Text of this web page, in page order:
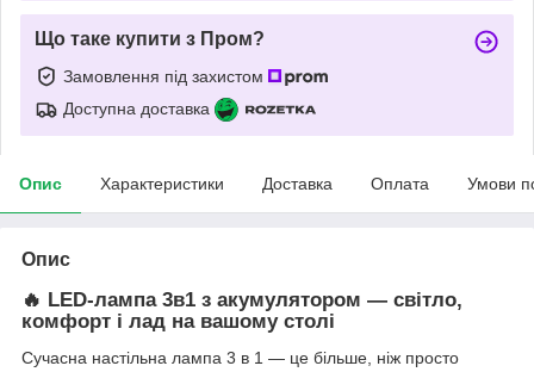
Що таке купити з Пром?
Замовлення під захистом
Доступна доставка
Опис Характеристики Доставка Оплата Умови
Опис
🔥 LED-лампа 3в1 з акумулятором — світло,
комфорт і лад на вашому столі
Сучасна настільна лампа 3 в 1 — це більше, ніж просто